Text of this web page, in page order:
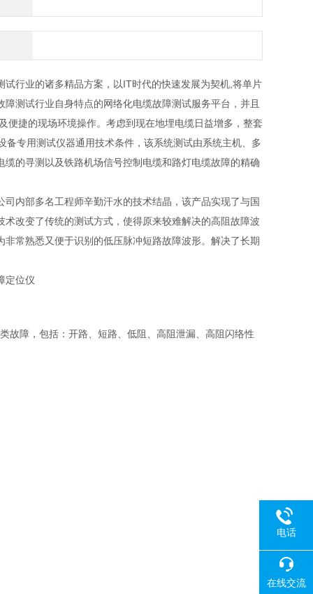
行业的诸多精品方案，以IT时代的快速发展为契机,将单片
测试行业自身特点的网络化电缆故障测试服务平台，并且
便捷的现场环境操作。考虑到现在地埋电缆日益增多，整套
专用测试仪器通用技术条件，该系统测试由系统主机、多
的寻测以及铁路机场信号控制电缆和路灯电缆故障的精确
内部多名工程师辛勤汗水的技术结晶，该产品实现了与国
改变了传统的测试方式，使得原来较难解决的高阻故障波
常熟悉又便于识别的低压脉冲短路故障波形。解决了长期
定位仪
故障，包括：开路、短路、低阻、高阻泄漏、高阻闪络性
电话
在线交流